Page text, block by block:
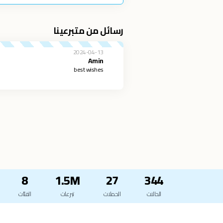
رسائل من متبرعينا
2024-04-13
Amin
best wishes
344
الحالات
27
الحملات
1.5M
تبرعات
8
الفئات